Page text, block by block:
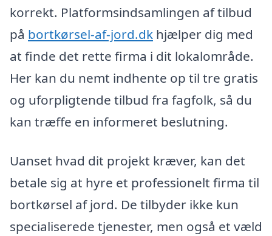
korrekt. Platformsindsamlingen af tilbud
på bortkørsel-af-jord.dk hjælper dig med
at finde det rette firma i dit lokalområde.
Her kan du nemt indhente op til tre gratis
og uforpligtende tilbud fra fagfolk, så du
kan træffe en informeret beslutning.
Uanset hvad dit projekt kræver, kan det
betale sig at hyre et professionelt firma til
bortkørsel af jord. De tilbyder ikke kun
specialiserede tjenester, men også et væld